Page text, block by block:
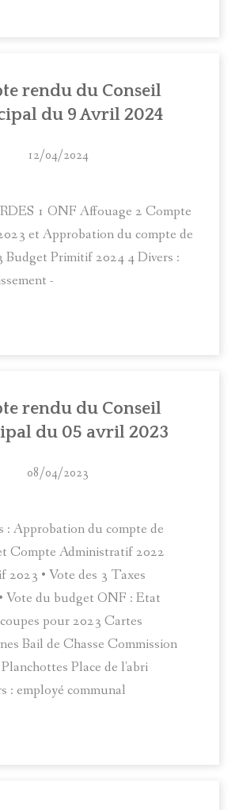
rendu du Conseil
du 9 Avril 2024
12/04/2024
1 ONF Affouage 2 Compte
et Approbation du compte de
Budget Primitif 2024 4 Divers :
-
rendu du Conseil
du 05 avril 2023
08/04/2023
: Approbation du compte de
Compte Administratif 2022
2023 • Vote des 3 Taxes
Vote du budget ONF : Etat
pour 2023 Cartes
Bail de Chasse Commission
Place de l'abri
: employé communal